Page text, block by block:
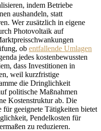
indem Betriebe
aushandeln, statt
Wer zusätzlich in eigene
Photovoltaik auf
ob entfallende Umlagen
jedes kostenbewussten
dass Investitionen in
weil kurzfristige
die Dringlichkeit
politische Maßnahmen
Kostenstruktur ab. Die
geeignete Tätigkeiten bietet
Pendelkosten für
zu reduzieren.